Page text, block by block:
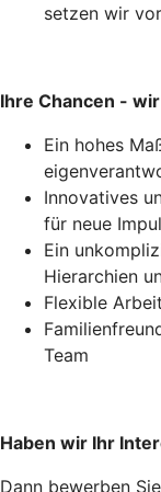
setzen wir
Ihre Chancen -
Ein hohes
Innovatives
für neue
Ein
Hierarchien
Flexible
Team
Haben wir Ihr
Dann bewerben